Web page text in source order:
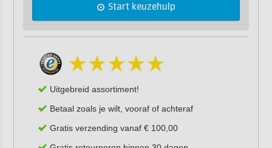
Start keuzehulp
Uitgebreid assortiment!
Betaal zoals je wilt, vooraf of achteraf
Gratis verzending vanaf € 100,00